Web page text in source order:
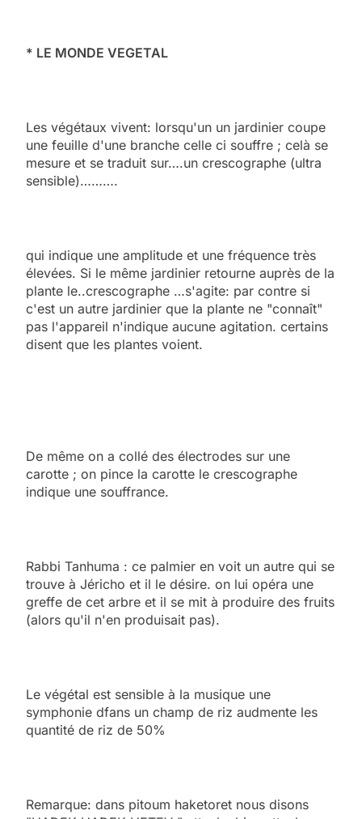
* LE MONDE VEGETAL
Les végétaux vivent: lorsqu'un un jardinier coupe
une feuille d'une branche celle ci souffre ; celà se
mesure et se traduit sur….un crescographe (ultra
sensible)……….
qui indique une amplitude et une fréquence très
élevées. Si le même jardinier retourne auprès de la
plante le..crescographe …s'agite: par contre si
c'est un autre jardinier que la plante ne "connaît"
pas l'appareil n'indique aucune agitation. certains
disent que les plantes voient.
De même on a collé des électrodes sur une
carotte ; on pince la carotte le crescographe
indique une souffrance.
Rabbi Tanhuma : ce palmier en voit un autre qui se
trouve à Jéricho et il le désire. on lui opéra une
greffe de cet arbre et il se mit à produire des fruits
(alors qu'il n'en produisait pas).
Le végétal est sensible à la musique une
symphonie dfans un champ de riz audmente les
quantité de riz de 50%
Remarque: dans pitoum haketoret nous disons